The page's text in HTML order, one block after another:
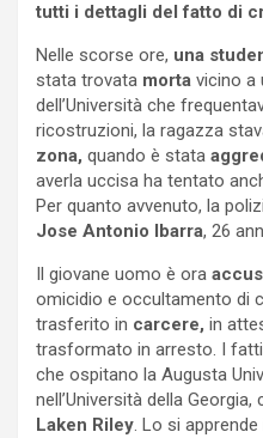
tutti i dettagli del fatto di
Nelle scorse ore, una
stata trovata morta vicino a
dell’Università che
ricostruzioni, la ragazza
zona, quando è stata
averla uccisa ha tentato
Per quanto avvenuto, la
Jose Antonio Ibarra, 26
Il giovane uomo è ora
omicidio e occultamento di
trasferito in carcere, in
trasformato in arresto. I
che ospitano la Augusta
nell’Università della
Laken Riley. Lo si